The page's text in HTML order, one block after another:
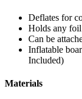
Deflates for
Holds any
Can be
Inflatable
Included)
Materials